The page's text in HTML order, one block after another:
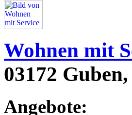
Wohnen mit
03172
Angebote: